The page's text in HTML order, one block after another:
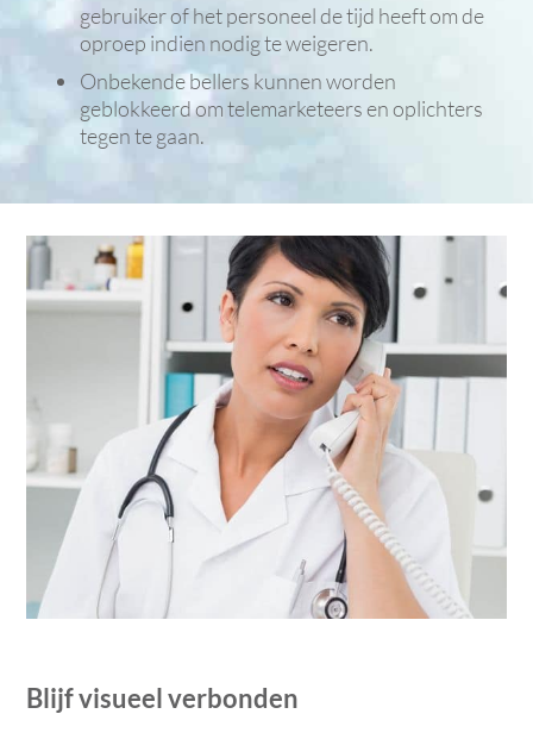
gebruiker of het personeel de tijd heeft om de
oproep indien nodig te weigeren.
Onbekende bellers kunnen worden
geblokkeerd om telemarketeers en oplichters
tegen te gaan.
Blijf visueel verbonden